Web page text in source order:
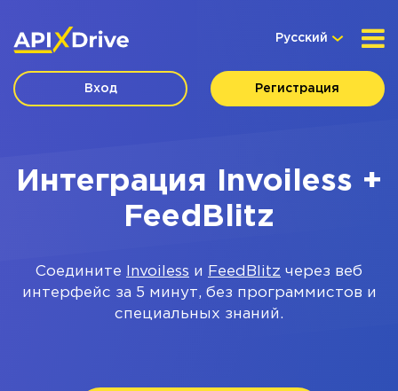
Русский
Вход Регистрация
Интеграция Invoiless +
FeedBlitz
Соедините Invoiless и FeedBlitz через веб
интерфейс за 5 минут, без программистов и
специальных знаний.